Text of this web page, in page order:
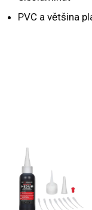
PVC a většina